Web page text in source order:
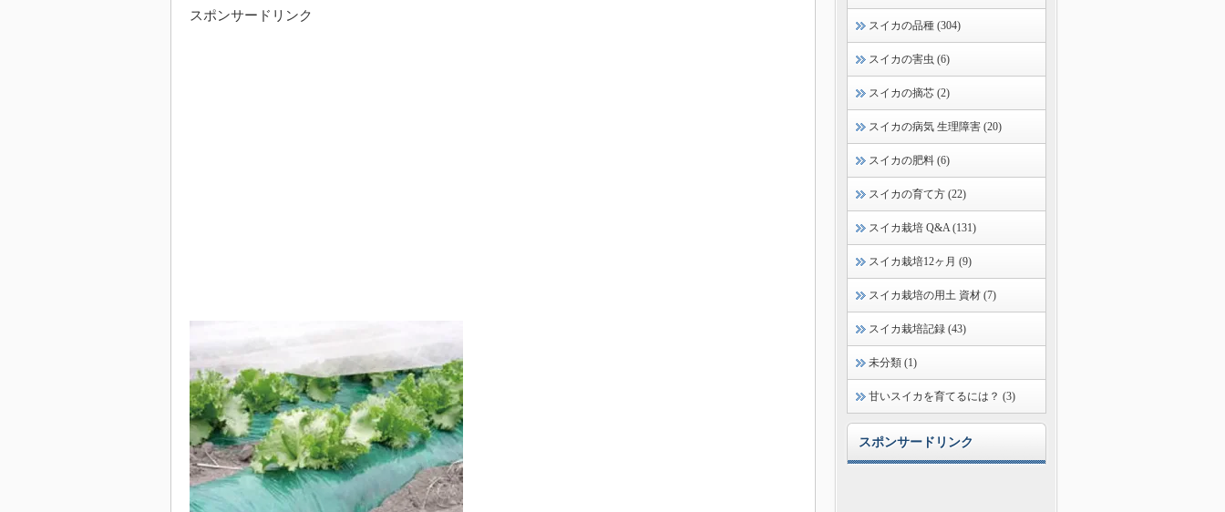
スポンサードリンク
スイカの品種 (304)
スイカの害虫 (6)
スイカの摘芯 (2)
スイカの病気 生理障害 (20)
スイカの肥料 (6)
スイカの育て方 (22)
スイカ栽培 Q&A (131)
スイカ栽培12ヶ月 (9)
スイカ栽培の用土 資材 (7)
スイカ栽培記録 (43)
未分類 (1)
甘いスイカを育てるには？ (3)
スポンサードリンク